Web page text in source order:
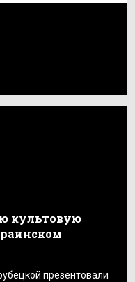
культовую
презентовали